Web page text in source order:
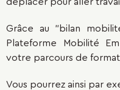
Grâce au "bilan
Plateforme Mobilité
votre parcours de
Vous pourrez ainsi par